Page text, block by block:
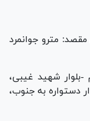
مترو جوانمرد
-بلوار شهید غیبی،
دستواره به جنوب،